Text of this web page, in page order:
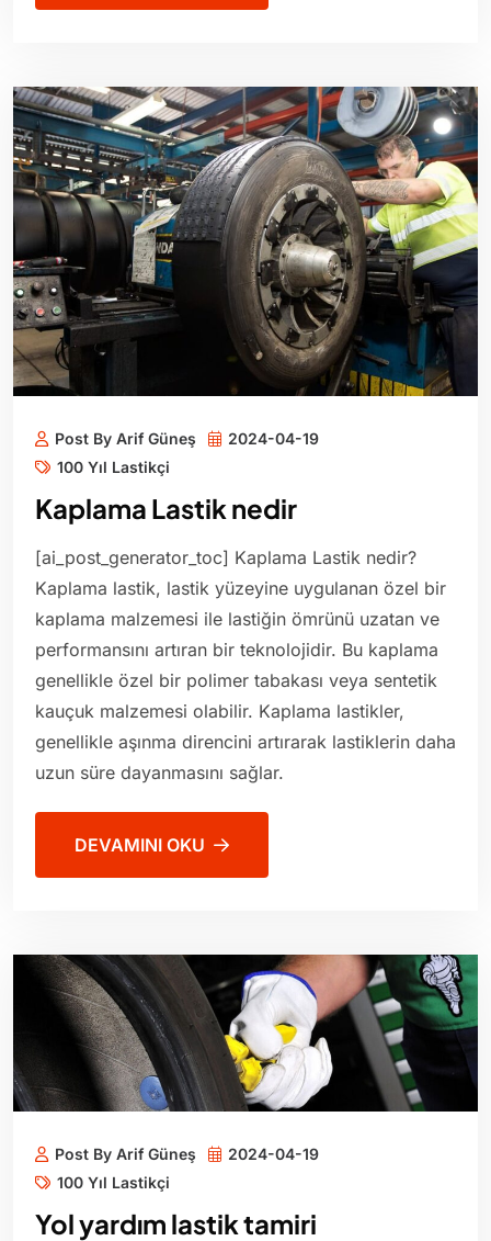
Post By Arif Güneş
2024-04-19
100 Yıl Lastikçi
Kaplama Lastik nedir
[ai_post_generator_toc] Kaplama Lastik nedir?
Kaplama lastik, lastik yüzeyine uygulanan özel bir
kaplama malzemesi ile lastiğin ömrünü uzatan ve
performansını artıran bir teknolojidir. Bu kaplama
genellikle özel bir polimer tabakası veya sentetik
kauçuk malzemesi olabilir. Kaplama lastikler,
genellikle aşınma direncini artırarak lastiklerin daha
uzun süre dayanmasını sağlar.
DEVAMINI OKU
Post By Arif Güneş
2024-04-19
100 Yıl Lastikçi
Yol yardım lastik tamiri